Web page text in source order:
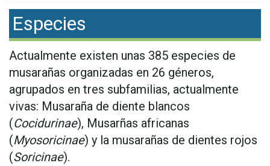
Especies
Actualmente existen unas 385 especies de
musarañas organizadas en 26 géneros,
agrupados en tres subfamilias, actualmente
vivas: Musaraña de diente blancos
(Cocidurinae), Musarñas africanas
(Myosoricinae) y la musarañas de dientes rojos
(Soricinae).